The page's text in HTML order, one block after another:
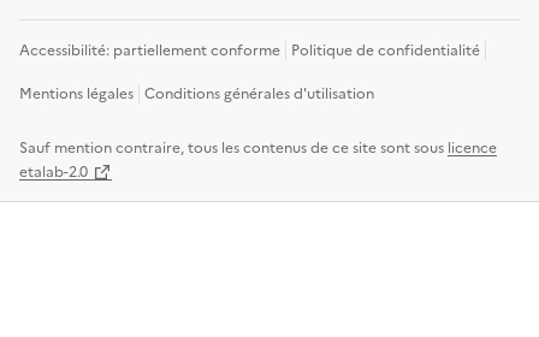
Accessibilité: partiellement conforme Politique de confidentialité
Mentions légales Conditions générales d'utilisation
Sauf mention contraire, tous les contenus de ce site sont sous licence
etalab-2.0